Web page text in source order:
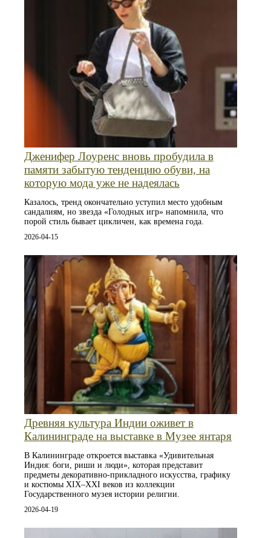
Дженифер Лоуренс вновь пробудила в
памяти забытую тенденцию обуви, на
которую мода уже не надеялась
Казалось, тренд окончательно уступил место удобным
сандалиям, но звезда «Голодных игр» напомнила, что
порой стиль бывает цикличен, как времена года.
2026-04-15
Древняя культура Индии оживет в
Калининграде на выставке в Музее янтаря
В Калининграде откроется выставка «Удивительная
Индия: боги, риши и люди», которая представит
предметы декоративно-прикладного искусства, графику
и костюмы XIX–XXI веков из коллекции
Государственного музея истории религии.
2026-04-19